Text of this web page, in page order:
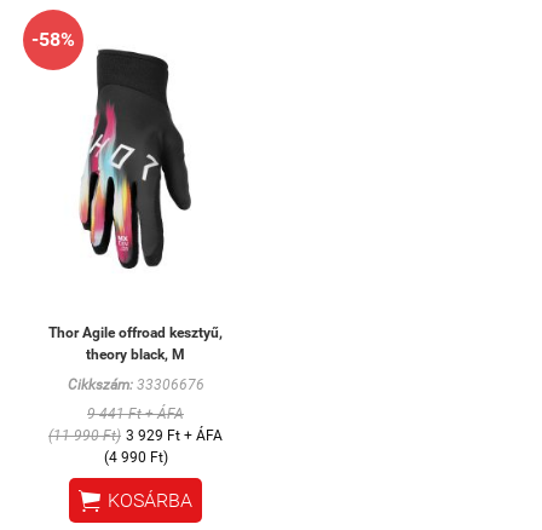
-58%
Thor Agile offroad kesztyű,
theory black, M
Cikkszám:33306676
9 441 Ft + ÁFA
(11 990 Ft) 3 929 Ft + ÁFA
(4 990 Ft)
 KOSÁRBA